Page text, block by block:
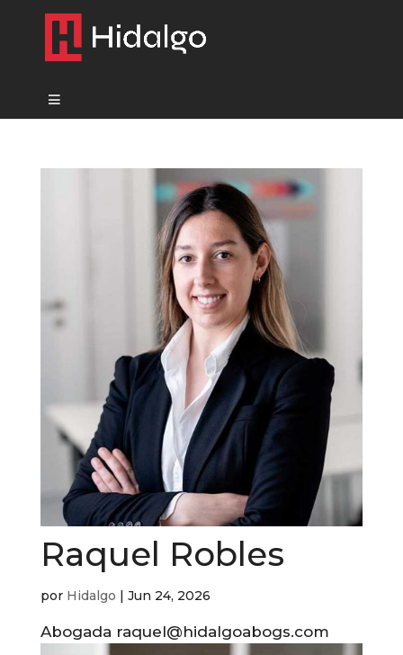
Raquel Robles
por Hidalgo | Jun 24, 2026
Abogada raquel@hidalgoabogs.com